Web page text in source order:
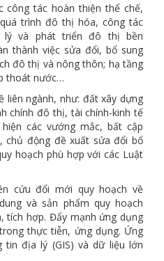
công tác hoàn thiện thể chế,
trình đô thị hóa, công tác
lý và phát triển đô thị bền
thành việc sửa đổi, bổ sung
đô thị và nông thôn; hạ tầng
thoát nước…
liên ngành, như: đất xây dựng
chính đô thị, tài chính-kinh tế
các vướng mắc, bất cập
chủ động đề xuất sửa đổi bổ
hoạch phù hợp với các Luật
cứu đổi mới quy hoạch về
và sản phẩm quy hoạch
tích hợp. Đẩy mạnh ứng dụng
thực tiễn, ứng dụng. Ứng
tin địa lý (GIS) và dữ liệu lớn